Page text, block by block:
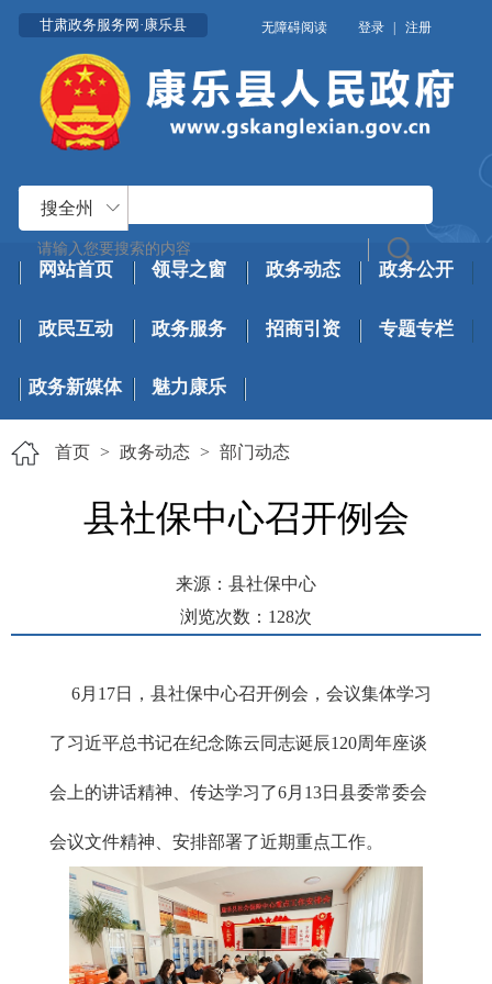
甘肃政务服务网·康乐县 无障碍阅读 登录 | 注册
搜全州
网站首页 领导之窗 政务动态 政务公开
政民互动 政务服务 招商引资 专题专栏
政务新媒体 魅力康乐
首页 > 政务动态 > 部门动态
县社保中心召开例会
来源：县社保中心
浏览次数： 128次
6月17日，县社保中心召开例会，会议集体学习
了习近平总书记在纪念陈云同志诞辰120周年座谈
会上的讲话精神、传达学习了6月13日县委常委会
会议文件精神、安排部署了近期重点工作。